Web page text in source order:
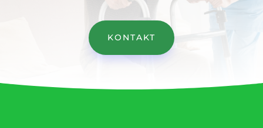
KONTAKT